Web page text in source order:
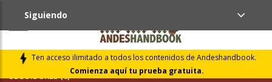
Ten acceso ilimitado a todos los contenidos de Andeshandbook.
Comienza aquí tu prueba gratuita.
Siguiendo
SEGUIDORES (0)